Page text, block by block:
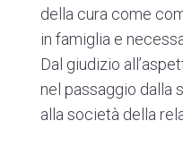
della cura come
in famiglia e
Dal giudizio
nel passaggio dalla
alla società della